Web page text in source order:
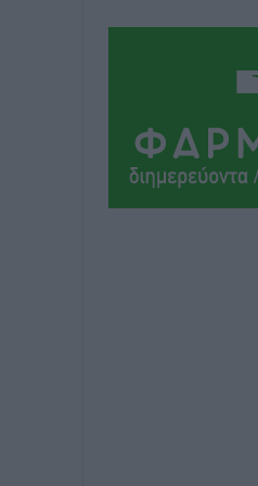
Πρωταθλήματος
πριν 5
Ευρωπαϊκό
αγωνίζονται η
Σπανουδάκη και